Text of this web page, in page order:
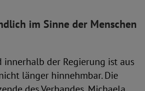
im Sinne der Menschen
innerhalb der Regierung ist aus
länger hinnehmbar. Die